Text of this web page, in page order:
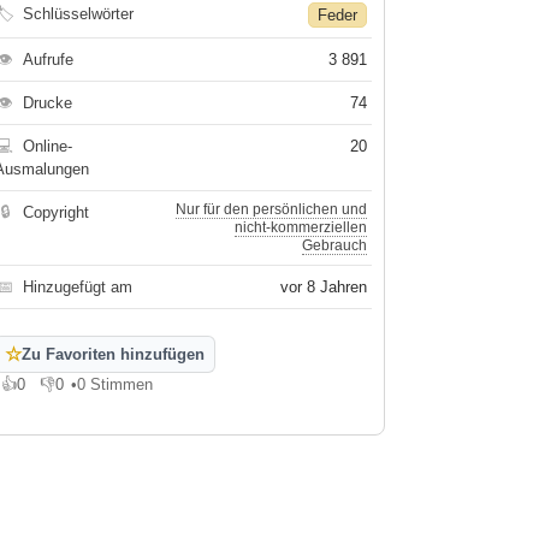
Schlüsselwörter Feder
Aufrufe 3 891
Drucke 74
Online-
20
🔒 Copyright
Nur für den persönlichen und
nicht-kommerziellen
Gebrauch
Hinzugefügt am vor 8 Jahren
☆Zu Favoriten hinzufügen
👍0
Gefällt mir
👎0
Gefällt mir nicht
•0 Stimmen